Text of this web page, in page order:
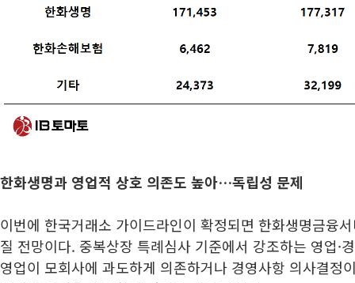
한화생명과 영업적 상호 의존도 높아…독립성 문제
이번에 한국거래소 가이드라인이 확정되면 한화생명금융
질 전망이다. 중복상장 특례심사 기준에서 강조하는 영업·
영업이 모회사에 과도하게 의존하거나 경영사항 의사결정